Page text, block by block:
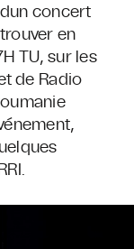
concert
en
TU, sur les
de Radio